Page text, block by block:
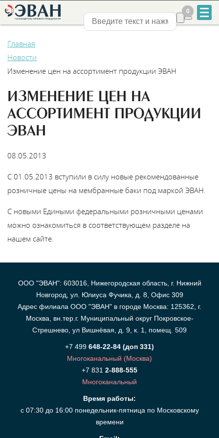
+7
831
Сервис
Найти магазин
Найти
монтажника
Нижний Новгород
0
0
Главная
Новости
Изменение цен на ассортимент продукции ЭВАН
ИЗМЕНЕНИЕ ЦЕН НА
АССОРТИМЕНТ ПРОДУКЦИИ
ЭВАН
08.05.2013
С 01.05.2013 вступили в силу новые рекомендованные
розничные цены на мембранные баки под маркой ЭВАН.
С новыми Едиными федеральными розничными ценами
можно ознакомиться в соответствующем разделе на
нашем сайте.
ООО "ЭВАН": 603016, Нижегородская область, г. Нижний
Новгород, ул. Юлиуса Фучика, д. 8, Офис 309
Адрес филиала ООО "ЭВАН" в городе Москва: 125362, г.
Москва, вн.тер.г. Муниципальный округ Покровское-
Стрешнево, ул Вишнёвая, д. 9, к. 1, помещ. 509
+7 499 648-22-84 (доп 331)
Многоканальный (Москва)
+7 831 2-888-555
Многоканальный
Время работы:
с 07:30 до 16:00 понедельник-пятница по Московскому
времени